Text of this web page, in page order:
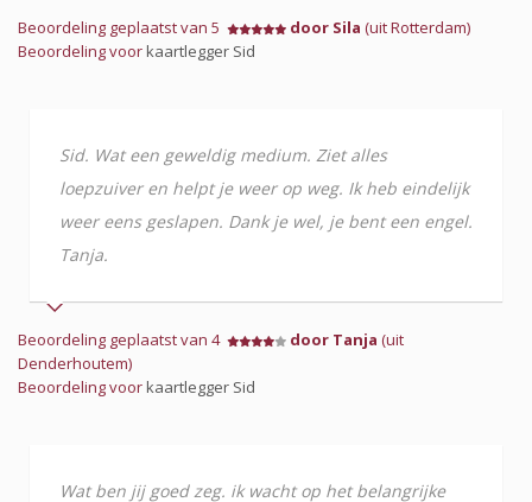
Beoordeling geplaatst van 5 door Sila (uit Rotterdam)
Beoordeling voorkaartlegger Sid
Sid. Wat een geweldig medium. Ziet alles
loepzuiver en helpt je weer op weg. Ik heb eindelijk
weer eens geslapen. Dank je wel, je bent een engel.
Tanja.
Beoordeling geplaatst van 4 door Tanja (uit
Denderhoutem)
Beoordeling voorkaartlegger Sid
Wat ben jij goed zeg. ik wacht op het belangrijke